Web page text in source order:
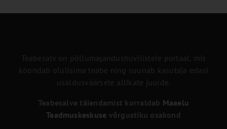
Teabesalv on põllumajandushuvilistele portaal, mis
koondab olulisima teabe ning suunab kasutaja edasi
usaldusväärsete allikate juurde.
Teabesalve täiendamist korraldab Maaelu
Teadmuskeskuse võrgustiku osakond